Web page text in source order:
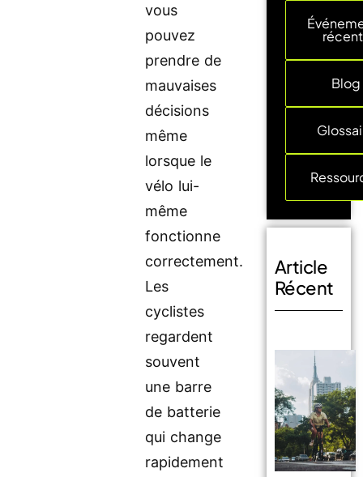
vous
pouvez
prendre de
mauvaises
décisions
même
lorsque le
vélo lui-
même
fonctionne
correctement.
Les
cyclistes
regardent
souvent
une barre
de batterie
qui change
rapidement
Blog
Article
Récent